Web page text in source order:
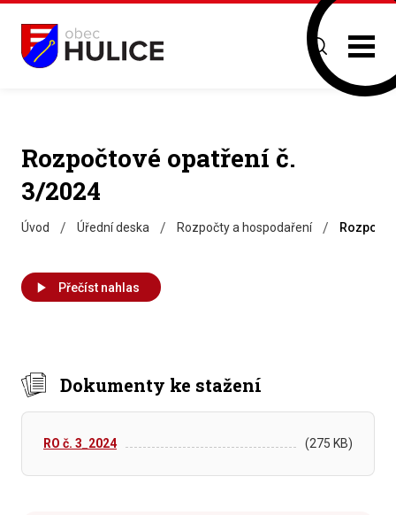
Rozpočtové opatření č.
3/2024
Úvod / Úřední deska / Rozpočty a hospodaření /
Přečíst nahlas
Dokumenty ke stažení
RO č. 3_2024 (275 KB)